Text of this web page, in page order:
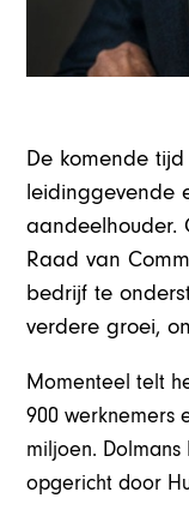
De komende
leidinggevende
aandeelhouder.
Raad van
bedrijf te
verdere groei,
Momenteel telt
900 werknemers
miljoen. Dolmans
opgericht door